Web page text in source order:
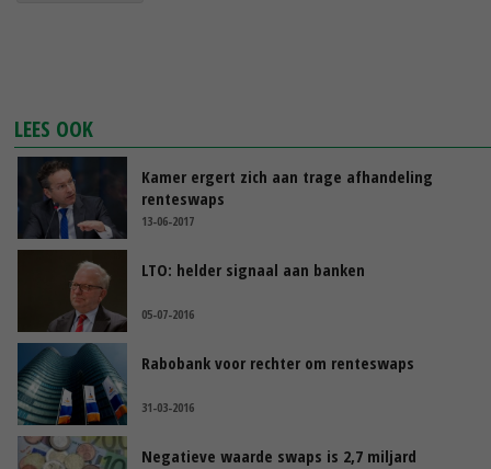
LEES OOK
Kamer ergert zich aan trage afhandeling
renteswaps
13-06-2017
LTO: helder signaal aan banken
05-07-2016
Rabobank voor rechter om renteswaps
31-03-2016
Negatieve waarde swaps is 2,7 miljard